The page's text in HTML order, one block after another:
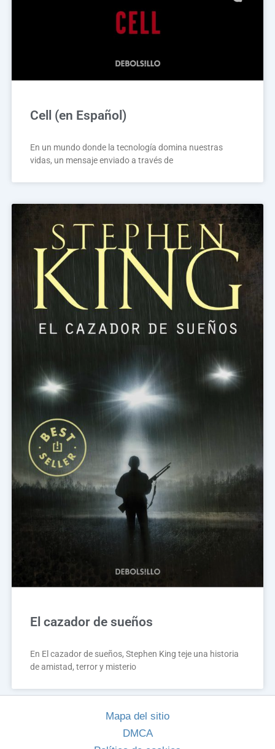
Cell (en Español)
En un mundo donde la tecnología domina nuestras
vidas, un mensaje enviado a través de
El cazador de sueños
En El cazador de sueños, Stephen King teje una historia
de amistad, terror y misterio
Mapa del sitio
DMCA